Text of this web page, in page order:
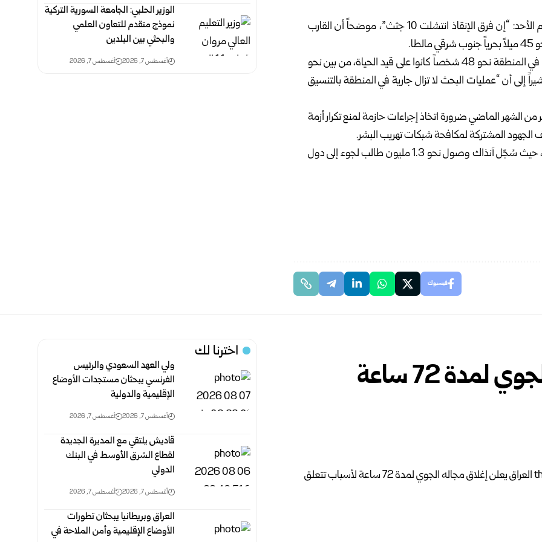
وقال خفر السواحل الإيطالي في بيان نقلته وكالة رويترز اليوم الأحد: “إن فرق الإنقاذ انتشلت 10 جثث”، موضحاً أن القارب
وأضاف البيان: إنه “وفقاً لأحدث المعطيات، أنقذ قارب صيد في المنطقة نحو 48 شخصاً كانوا على قيد الحياة، من بين نحو
إلى أن “عمليات البحث لا تزال جارية في المنطقة بالتنسيق
الشهر الماضي ضرورة اتخاذ إجراءات حازمة لمنع تكرار ‏أزمة
يذكر أن القارة الأوروبية شهدت عام 2015 أزمة هجرة ولجوء، حيث سُجّل ‏آنذاك وصول نحو 1.3 مليون طالب لجوء إلى دول
فيسبوك
الوزير الحلبي: الجامعة السورية التركية
نموذج متقدم للتعاون العلمي
والبحثي بين البلدين
أغسطس 7, 2026 أغسطس 7, 2026
العراق يعلن إغلاق مجاله الجوي لمدة 72 ساعة
اخترنا لك
ولي العهد السعودي والرئيس
الفرنسي يبحثان مستجدات الأوضاع
الإقليمية والدولية
أغسطس 7, 2026 أغسطس 7, 2026
قاديش يلتقي مع المديرة الجديدة
لقطاع الشرق الأوسط في البنك
الدولي
أغسطس 7, 2026 أغسطس 7, 2026
العراق وبريطانيا يبحثان تطورات
الأوضاع الإقليمية وأمن الملاحة في